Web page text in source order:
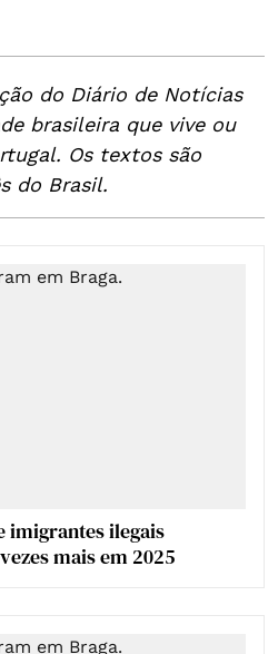
do Diário de Notícias
brasileira que vive ou
Os textos são
do Brasil.
imigrantes ilegais
mais em 2025